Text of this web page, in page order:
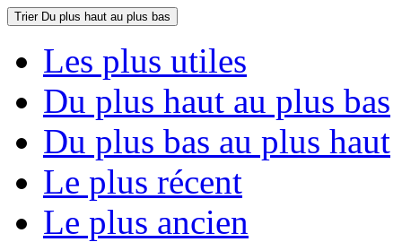
Trier Du plus haut au plus bas
Les plus utiles
Du plus haut au plus bas
Du plus bas au plus haut
Le plus récent
Le plus ancien